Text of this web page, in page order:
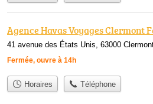
Agence Havas Voyages Clermont
41 avenue des États Unis, 63000
Fermée, ouvre à 14h
Horaires Téléphone